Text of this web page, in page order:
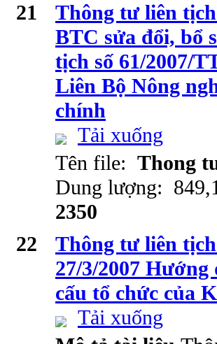
21
Thông tư liên
BTC sửa đổi, bổ
tịch số 61/2007/
Liên Bộ Nông
chính
Tải xuống
Tên file: Thong
Dung lượng:
2350
22
Thông tư liên
27/3/2007
cấu tổ chức của
Tải xuống